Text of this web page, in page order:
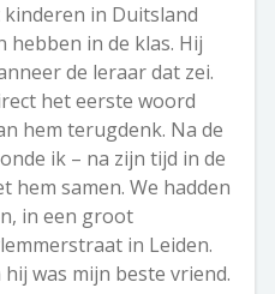
in Duitsland
in de klas. Hij
de leraar dat zei.
het eerste woord
hem terugdenk. Na de
ik – na zijn tijd in de
hem samen. We hadden
in een groot
in Leiden.
was mijn beste vriend.